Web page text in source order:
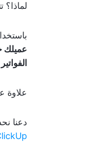
عميلك
علاوة
دعنا